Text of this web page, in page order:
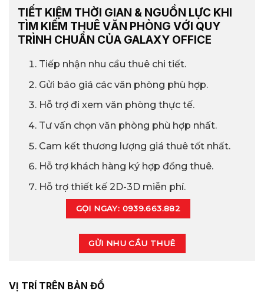
TIẾT KIỆM THỜI GIAN & NGUỒN LỰC KHI
TÌM KIẾM THUÊ VĂN PHÒNG VỚI QUY
TRÌNH CHUẨN CỦA GALAXY OFFICE
Tiếp nhận nhu cầu thuê chi tiết.
Gửi báo giá các văn phòng phù hợp.
Hỗ trợ đi xem văn phòng thực tế.
Tư vấn chọn văn phòng phù hợp nhất.
Cam kết thương lượng giá thuê tốt nhất.
Hỗ trợ khách hàng ký hợp đồng thuê.
Hỗ trợ thiết kế 2D-3D miễn phí.
GỌI NGAY: 0939.663.882
GỬI NHU CẦU THUÊ
VỊ TRÍ TRÊN BẢN ĐỒ